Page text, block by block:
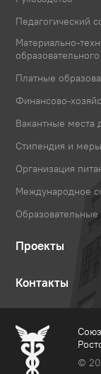
Педагогический
Материально-
Платные
Финансово-
Вакантные места
Стипендия и
Организация
Международное
Образовательные
Проекты
Контакты
©